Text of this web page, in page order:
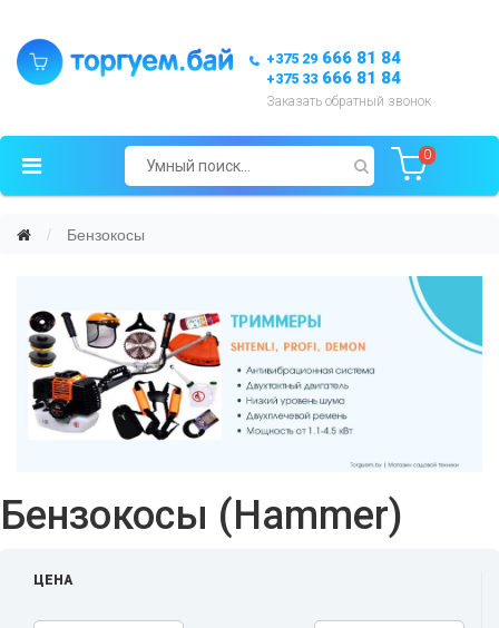
+375 29 666 81 84
+375 33 666 81 84
Заказать обратный звонок
0
Бензокосы
Бензокосы (Hammer)
ЦЕНА